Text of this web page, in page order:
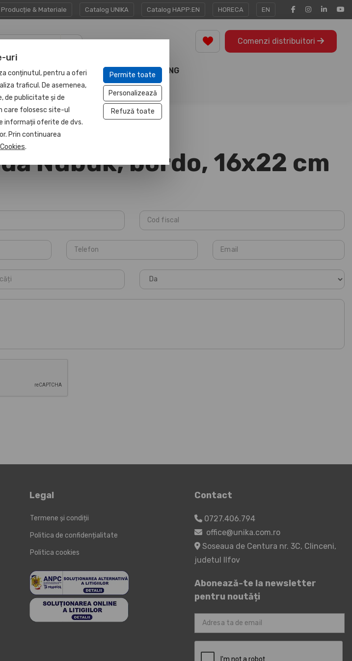
Producție & Materiale Catalog UNIKA Catalog HAPP:EN HORECA EN
UNITATE
PROTEJATĂ
MARKETING
TOOLS
Comenzi distribuitori
Nubuk, bordo, 16x22 cm
Legal
Termene și condiții
Politica de confidențialitate
Politica cookies
Contact
0727.406.794
office@unika.com.ro
Soseaua de Centura nr. 3C, Clinceni,
judetul Ilfov
Abonează-te la newsletter
pentru noutăți
uri
conținutul, pentru a oferi
traficul. De asemenea,
de publicitate și de
care folosesc site-ul
informații oferite de dvs.
Prin continuarea
.
Permite toate
Personalizează
Refuză toate